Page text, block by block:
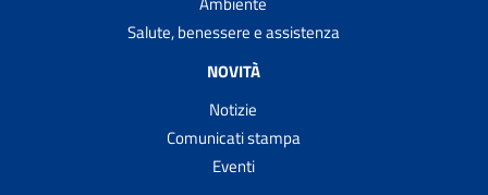
Salute, benessere e assistenza
NOVITÀ
Notizie
Comunicati stampa
Eventi